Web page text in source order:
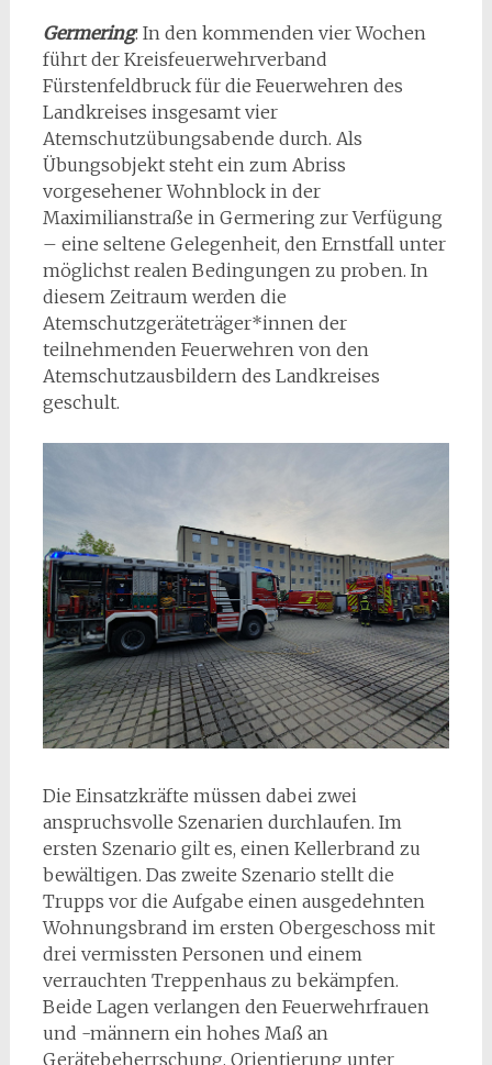
Germering: In den kommenden vier Wochen
führt der Kreisfeuerwehrverband
Fürstenfeldbruck für die Feuerwehren des
Landkreises insgesamt vier
Atemschutzübungsabende durch. Als
Übungsobjekt steht ein zum Abriss
vorgesehener Wohnblock in der
Maximilianstraße in Germering zur Verfügung
– eine seltene Gelegenheit, den Ernstfall unter
möglichst realen Bedingungen zu proben. In
diesem Zeitraum werden die
Atemschutzgeräteträger*innen der
teilnehmenden Feuerwehren von den
Atemschutzausbildern des Landkreises
geschult.
Die Einsatzkräfte müssen dabei zwei
anspruchsvolle Szenarien durchlaufen. Im
ersten Szenario gilt es, einen Kellerbrand zu
bewältigen. Das zweite Szenario stellt die
Trupps vor die Aufgabe einen ausgedehnten
Wohnungsbrand im ersten Obergeschoss mit
drei vermissten Personen und einem
verrauchten Treppenhaus zu bekämpfen.
Beide Lagen verlangen den Feuerwehrfrauen
und -männern ein hohes Maß an
Gerätebeherrschung, Orientierung unter